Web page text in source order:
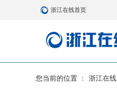
浙江在线首页
您当前的位置 ： 浙江在线